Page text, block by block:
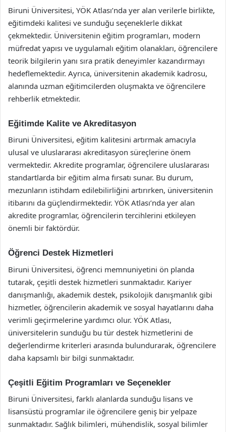
Biruni Üniversitesi, YÖK Atlası’nda yer alan verilerle birlikte,
eğitimdeki kalitesi ve sunduğu seçeneklerle dikkat
çekmektedir. Üniversitenin eğitim programları, modern
müfredat yapısı ve uygulamalı eğitim olanakları, öğrencilere
teorik bilgilerin yanı sıra pratik deneyimler kazandırmayı
hedeflemektedir. Ayrıca, üniversitenin akademik kadrosu,
alanında uzman eğitimcilerden oluşmakta ve öğrencilere
rehberlik etmektedir.
Eğitimde Kalite ve Akreditasyon
Biruni Üniversitesi, eğitim kalitesini artırmak amacıyla
ulusal ve uluslararası akreditasyon süreçlerine önem
vermektedir. Akredite programlar, öğrencilere uluslararası
standartlarda bir eğitim alma fırsatı sunar. Bu durum,
mezunların istihdam edilebilirliğini artırırken, üniversitenin
itibarını da güçlendirmektedir. YÖK Atlası’nda yer alan
akredite programlar, öğrencilerin tercihlerini etkileyen
önemli bir faktördür.
Öğrenci Destek Hizmetleri
Biruni Üniversitesi, öğrenci memnuniyetini ön planda
tutarak, çeşitli destek hizmetleri sunmaktadır. Kariyer
danışmanlığı, akademik destek, psikolojik danışmanlık gibi
hizmetler, öğrencilerin akademik ve sosyal hayatlarını daha
verimli geçirmelerine yardımcı olur. YÖK Atlası,
üniversitelerin sunduğu bu tür destek hizmetlerini de
değerlendirme kriterleri arasında bulundurarak, öğrencilere
daha kapsamlı bir bilgi sunmaktadır.
Çeşitli Eğitim Programları ve Seçenekler
Biruni Üniversitesi, farklı alanlarda sunduğu lisans ve
lisansüstü programlar ile öğrencilere geniş bir yelpaze
sunmaktadır. Sağlık bilimleri, mühendislik, sosyal bilimler